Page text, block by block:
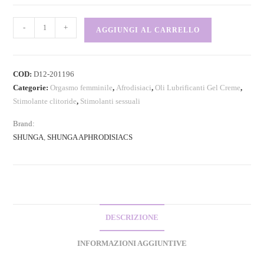
- + AGGIUNGI AL CARRELLO
COD:D12-201196
Categorie:Orgasmo femminile,Afrodisiaci,Oli Lubrificanti Gel Creme,
Stimolante clitoride, Stimolanti sessuali
Brand:
SHUNGA,SHUNGA APHRODISIACS
DESCRIZIONE
INFORMAZIONI AGGIUNTIVE